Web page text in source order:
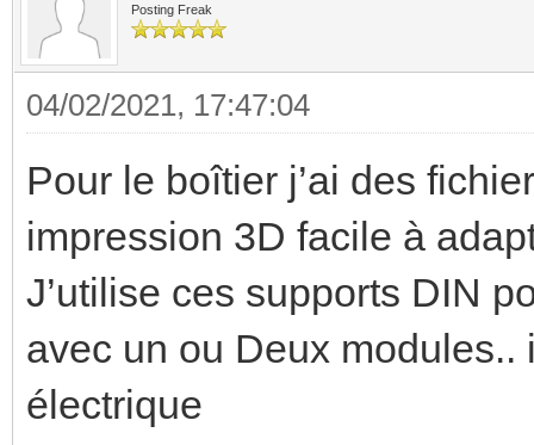
Posting Freak
04/02/2021, 17:47:04
Pour le boîtier j’ai des
impression 3D facile à
J’utilise ces supports DIN
avec un ou Deux modules..
électrique